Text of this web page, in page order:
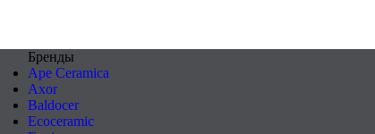
Бренды
Ape Ceramica
Axor
Baldocer
Ecoceramic